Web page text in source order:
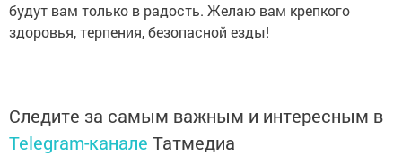
будут вам только в радость. Желаю вам крепкого
здоровья, терпения, безопасной езды!
Следите за самым важным и интересным в
Telegram-канале Татмедиа